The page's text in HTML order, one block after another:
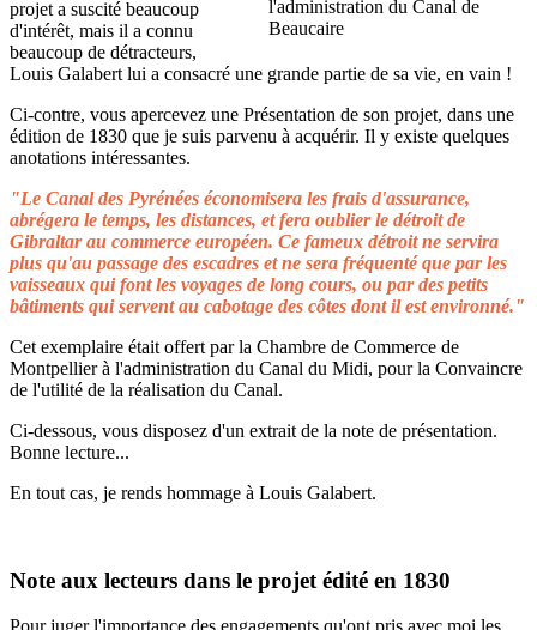
projet a suscité beaucoup
d'intérêt, mais il a connu
beaucoup de détracteurs,
Louis Galabert lui a consacré une grande partie de sa vie, en vain !
Ci-contre, vous apercevez une Présentation de son projet, dans une
édition de 1830 que je suis parvenu à acquérir. Il y existe quelques
anotations intéressantes.
"Le Canal des Pyrénées économisera les frais d'assurance,
abrégera le temps, les distances, et fera oublier le détroit de
Gibraltar au commerce européen. Ce fameux détroit ne servira
plus qu'au passage des escadres et ne sera fréquenté que par les
vaisseaux qui font les voyages de long cours, ou par des petits
bâtiments qui servent au cabotage des côtes dont il est environné."
Cet exemplaire était offert par la Chambre de Commerce de
Montpellier à l'administration du Canal du Midi, pour la Convaincre
de l'utilité de la réalisation du Canal.
Ci-dessous, vous disposez d'un extrait de la note de présentation.
Bonne lecture...
En tout cas, je rends hommage à Louis Galabert.
Note aux lecteurs dans le projet édité en 1830